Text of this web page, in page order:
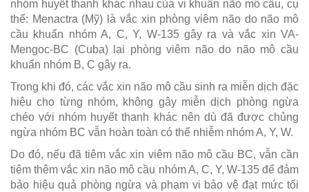
nhóm huyết thanh khác nhau của vi khuẩn não mô cầu, cụ
thể: Menactra (Mỹ) là vắc xin phòng viêm não do não mô
cầu khuẩn nhóm A, C, Y, W-135 gây ra và vắc xin VA-
Mengoc-BC (Cuba) lại phòng viêm não do não mô cầu
khuẩn nhóm B, C gây ra.
Trong khi đó, các vắc xin não mô cầu sinh ra miễn dịch đặc
hiệu cho từng nhóm, không gây miễn dịch phòng ngừa
chéo với nhóm huyết thanh khác nên dù đã được chủng
ngừa nhóm BC vẫn hoàn toàn có thể nhiễm nhóm A, Y, W.
Do đó, nếu đã tiêm vắc xin viêm não mô cầu BC, vẫn cần
tiêm thêm vắc xin não mô cầu nhóm A, C, Y, W-135 để đảm
bảo hiệu quả phòng ngừa và phạm vi bảo vệ đạt mức tối